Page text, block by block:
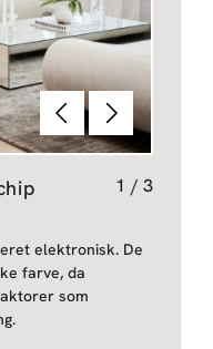
ForrigeNæste
1 / 3
elektronisk. De
farve, da
som